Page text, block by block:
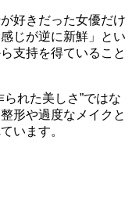
好きだった女優だけ
じが逆に新鮮」とい
支持を得ていること
れた美しさ”ではな
形や過度なメイクと
います。